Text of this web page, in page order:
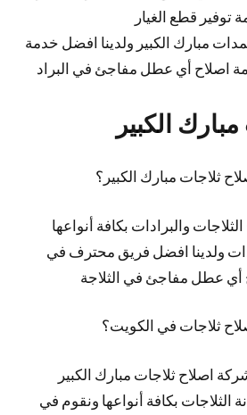
توفير قطع الغيار
مبارك الكبير ولدينا افضل خدمة
اصلاح أي عطل مفاجئ في البراد
الكبير
ثلاجات مبارك الكبير؟
والبرادات بكافة أنواعها
ولدينا افضل فريق محترف في
أي عطل مفاجئ في الثلاجة
ثلاجات في الكويت؟
اصلاح ثلاجات مبارك الكبير
الثلاجات بكافة أنواعها ونقوم في